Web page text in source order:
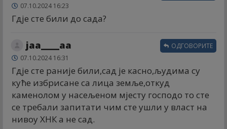
07.10.2024 16:23
Гдје сте били до сада?
јаа____аа
07.10.2024 16:31
Гдје сте раније били,сад је касно,људима су
куће избрисане са лица земље,откуд
каменолом у насељеном мјесту господо то сте
се требали запитати чим сте ушли у власт на
нивоу ХНК а не сад.
ОДГОВОРИТЕ